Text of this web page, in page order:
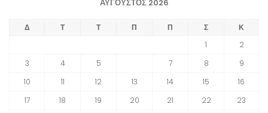
ΑΎΓΟΥΣΤΟΣ 2026
Δ Τ Τ Π Π Σ
Κ
1
2
3
4 5 7 8
9
10
11 12 13 14 15
16
17
18 19 20 21 22 23